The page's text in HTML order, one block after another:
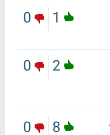
1
0
2
0
8
0